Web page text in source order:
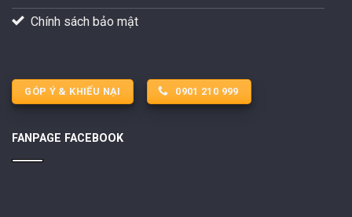
Chính sách bảo mật
GÓP Ý & KHIẾU NẠI 0901 210 999
FANPAGE FACEBOOK